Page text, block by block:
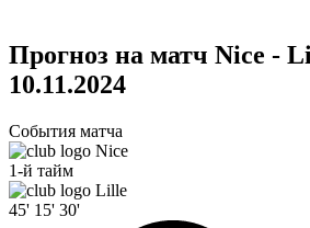
Прогноз на матч Nice -
10.11.2024
События матча
Nice
1-й тайм
Lille
45' 15' 30'